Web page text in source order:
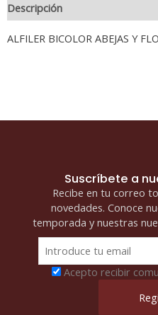
Descripción
ALFILER BICOLOR ABEJAS Y
Suscríbete a
Recibe en tu correo
novedades. Conoce
temporada y nuestras
Acepto recibir